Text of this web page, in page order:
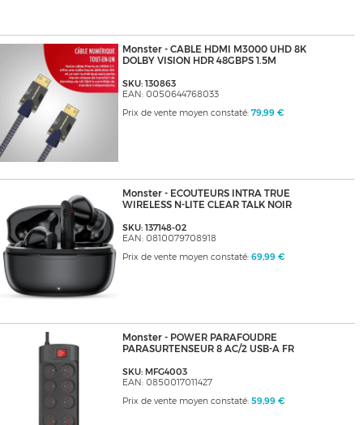
Monster - CABLE HDMI M3000 UHD 8K
DOLBY VISION HDR 48GBPS 1.5M
SKU: 130863
EAN: 0050644768033
Prix de vente moyen constaté: 79,99 €
Monster - ECOUTEURS INTRA TRUE
WIRELESS N-LITE CLEAR TALK NOIR
SKU: 137148-02
EAN: 0810079708918
Prix de vente moyen constaté: 69,99 €
Monster - POWER PARAFOUDRE
PARASURTENSEUR 8 AC/2 USB-A FR
SKU: MFG4003
EAN: 0850017011427
Prix de vente moyen constaté: 59,99 €